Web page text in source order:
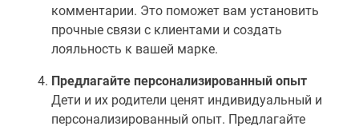
комментарии. Это поможет вам установить
прочные связи с клиентами и создать
лояльность к вашей марке.
Предлагайте персонализированный опыт
Дети и их родители ценят индивидуальный и
персонализированный опыт. Предлагайте